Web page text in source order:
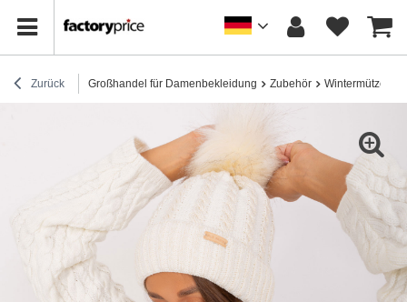
Zurück Großhandel für Damenbekleidung Zubehör Wintermützen